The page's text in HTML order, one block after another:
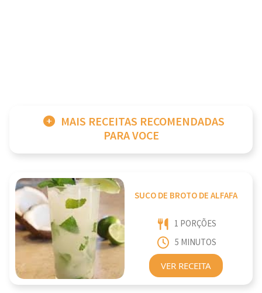
MAIS RECEITAS RECOMENDADAS
PARA VOCE
SUCO DE BROTO DE ALFAFA
1 PORÇÕES
5 MINUTOS
VER RECEITA